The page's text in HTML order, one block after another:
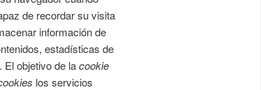
de recordar su visita
información de
estadísticas de
objetivo de lacookie
los servicios